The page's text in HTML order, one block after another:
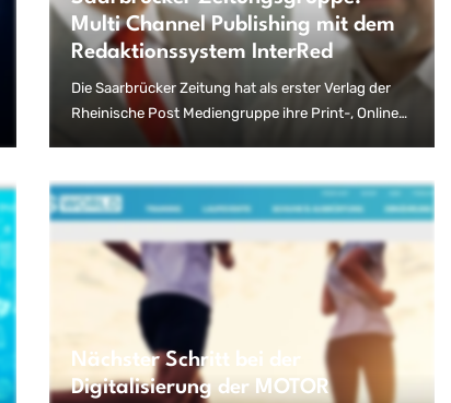
Multi Channel Publishing mit dem
Redaktionssystem InterRed
Die Saarbrücker Zeitung hat als erster Verlag der
Rheinische Post Mediengruppe ihre Print-, Online-
und App-Produktion erfolgreich auf die
Verlage setzen zukünftig für ihre gedruckten und
digitalen Medien unternehmensübergreifend auf
ein gemeinsames, zentrales Redaktionssystem.
Das Großprojekt mit dem Namen GERA16 hat damit
gleich mehrere Meilensteine pünktlich erreicht.
Nächster Schritt bei der
Digitalisierung der MOTOR